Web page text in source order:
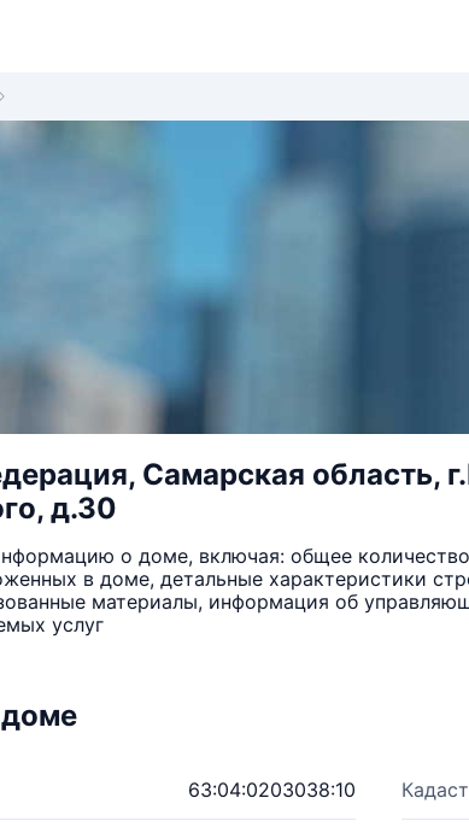
Самарская область,
д.30
о доме, включая: общее
в доме, детальные характеристики
материалы, информация об
услуг
63:04:0203038:10